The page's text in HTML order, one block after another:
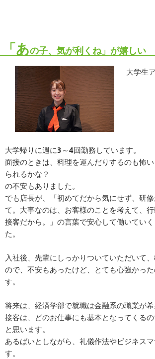
「あの子、気が利くね」が嬉しい
大学生
大学帰りに週に3～4回勤務しています。
面接のときは、料理を運んだりするのも怖
られるかな？
の不安もありました。
でも店長が、「初めてだから気にせず、研
て。大事なのは、お客様のことを考えて、
接客だから。」の言葉で安心して働いてい
た。
入社後、先輩にしっかりついていただいて
ので、不安もあったけど、とても心強かっ
す。
将来は、経済学部で就職は金融系の職業が希
接客は、どのお仕事にも基本となってくる
と思います。
あるばいとしながら、礼儀作法やビジネス
す。